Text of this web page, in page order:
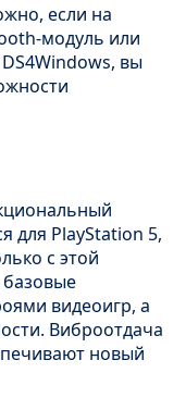
если на
модуль или
вы
для PlayStation 5,
с этой
видеоигр, а
Виброотдача
новый